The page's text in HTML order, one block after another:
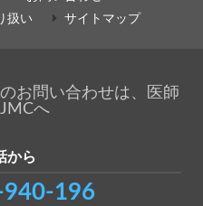
扱い サイトマップ
お問い合わせは、医師
へ
から
196